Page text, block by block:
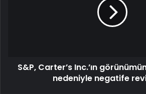
S&P, Carter’s Inc.’ın
nedeniyle negatife